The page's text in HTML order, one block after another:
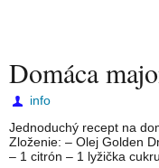
Domáca
info
Jednoduchý recept na
Zloženie: – Olej Golden
– 1 citrón – 1 lyžička